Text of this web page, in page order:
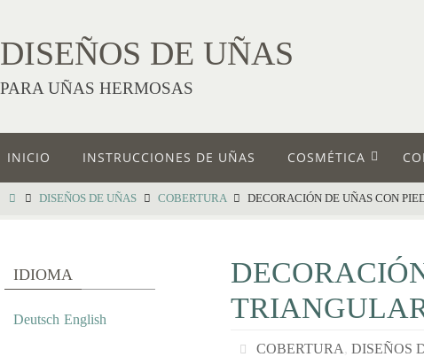
DISEÑOS DE UÑAS
PARA UÑAS HERMOSAS
INICIO INSTRUCCIONES DE UÑAS COSMÉTICA
DISEÑOS DE UÑAS COBERTURA DECORACIÓN DE UÑAS CON
COBERTURA, DISEÑOS
IDIOMA
Deutsch English